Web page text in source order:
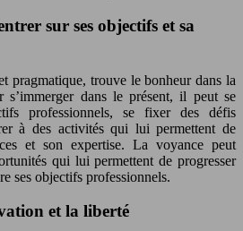
sur ses objectifs et sa
pragmatique, trouve le bonheur dans la
s’immerger dans le présent, il peut se
professionnels, se fixer des défis
à des activités qui lui permettent de
et son expertise. La voyance peut
qui lui permettent de progresser
ses objectifs professionnels.
et la liberté